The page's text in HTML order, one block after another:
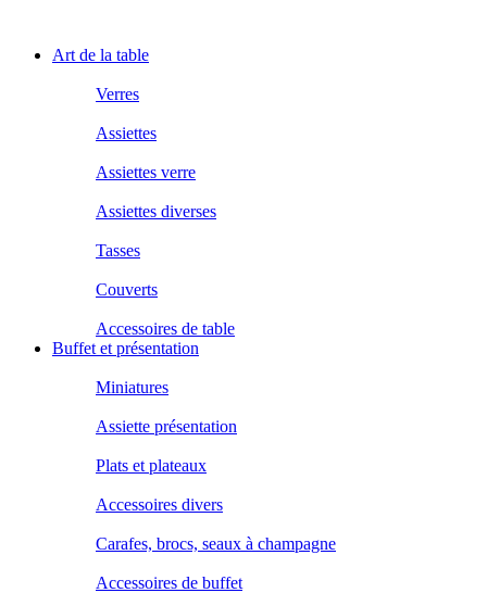
Art de la table
Verres
Assiettes
Assiettes verre
Assiettes diverses
Tasses
Couverts
Accessoires de table
Buffet et présentation
Miniatures
Assiette présentation
Plats et plateaux
Accessoires divers
Carafes, brocs, seaux à champagne
Accessoires de buffet